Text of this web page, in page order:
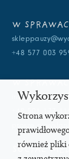
W
+48 577 003
+48 501 177
proszę o
SOCIAL
Strona
również pliki